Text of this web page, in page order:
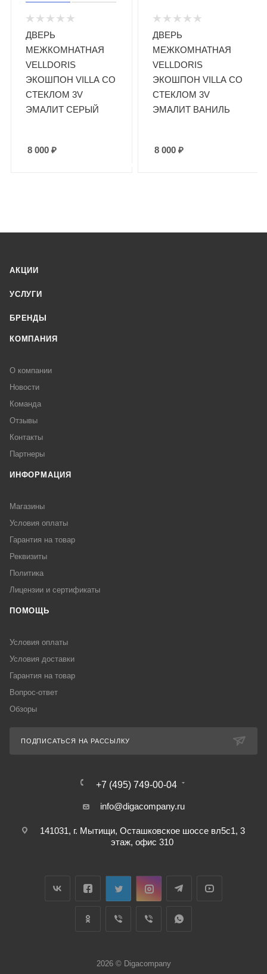
ДВЕРЬ
МЕЖКОМНАТНАЯ
VELLDORIS
ЭКОШПОН VILLA СО
СТЕКЛОМ 3V
ЭМАЛИТ СЕРЫЙ
8 000 ₽
ДВЕРЬ
МЕЖКОМНАТНАЯ
VELLDORIS
ЭКОШПОН VILLA СО
СТЕКЛОМ 3V
ЭМАЛИТ ВАНИЛЬ
8 000 ₽
АКЦИИ
УСЛУГИ
БРЕНДЫ
КОМПАНИЯ
О компании
Новости
Команда
Отзывы
Контакты
Партнеры
ИНФОРМАЦИЯ
Магазины
Условия оплаты
Гарантия на товар
Реквизиты
Политика
Лицензии и сертификаты
ПОМОЩЬ
Условия оплаты
Условия доставки
Гарантия на товар
Вопрос-ответ
Обзоры
ПОДПИСАТЬСЯ НА РАССЫЛКУ
+7 (495) 749-00-04
info@digacompany.ru
141031, г. Мытищи, Осташковское шоссе вл5с1, 3
этаж, офис 310
2026 © Digacompany